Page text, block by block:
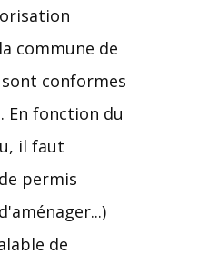
commune de
conformes
En fonction du
il faut
permis
de